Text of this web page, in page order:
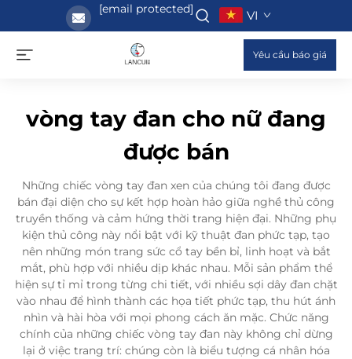
[email protected] VI
Yêu cầu báo giá
vòng tay đan cho nữ đang
được bán
Những chiếc vòng tay đan xen của chúng tôi đang được
bán đại diện cho sự kết hợp hoàn hảo giữa nghề thủ công
truyền thống và cảm hứng thời trang hiện đại. Những phụ
kiện thủ công này nổi bật với kỹ thuật đan phức tạp, tạo
nên những món trang sức cổ tay bền bỉ, linh hoạt và bắt
mắt, phù hợp với nhiều dịp khác nhau. Mỗi sản phẩm thể
hiện sự tỉ mỉ trong từng chi tiết, với nhiều sợi dây đan chặt
vào nhau để hình thành các họa tiết phức tạp, thu hút ánh
nhìn và hài hòa với mọi phong cách ăn mặc. Chức năng
chính của những chiếc vòng tay đan này không chỉ dừng
lại ở việc trang trí: chúng còn là biểu tượng cá nhân hóa